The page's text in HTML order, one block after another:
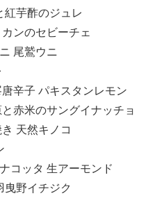
紅芋酢のジュレ
ンのセビーチェ
尾鷲ウニ
辛子 パキスタンレモン
赤米のサングイナッチョ
天然キノコ
コッタ 生アーモンド
曳野イチジク